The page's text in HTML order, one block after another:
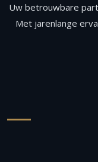
Uw betrouwbare
Met jarenlange